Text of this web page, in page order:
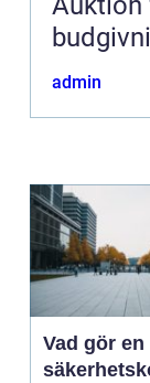
admin
Vad gör en